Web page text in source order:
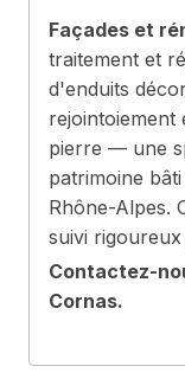
Façades et
traitement et
d'enduits
rejointoiement
pierre — une
patrimoine
Rhône-Alpes.
suivi
Contactez-
Cornas.